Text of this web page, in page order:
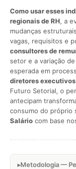
Como usar esses
regionais de RH, a
mudanças
vagas, requisitos e
consultores de
setor e a variação
esperada em
diretores
Futuro Setorial, o
antecipam
consumo do próprio
Salário com base
Metodologia —